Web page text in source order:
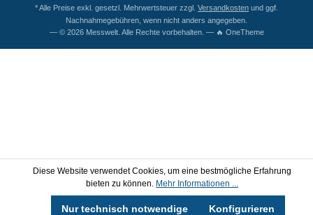
* Alle Preise exkl. gesetzl. Mehrwertsteuer zzgl. Versandkosten und ggf.
Nachnahmegebühren, wenn nicht anders angegeben.
— © 2026 Messwelt. Alle Rechte vorbehalten. — 🔥 OneTheme
Diese Website verwendet Cookies, um eine bestmögliche Erfahrung
bieten zu können. Mehr Informationen ...
Nur technisch notwendige Konfigurieren